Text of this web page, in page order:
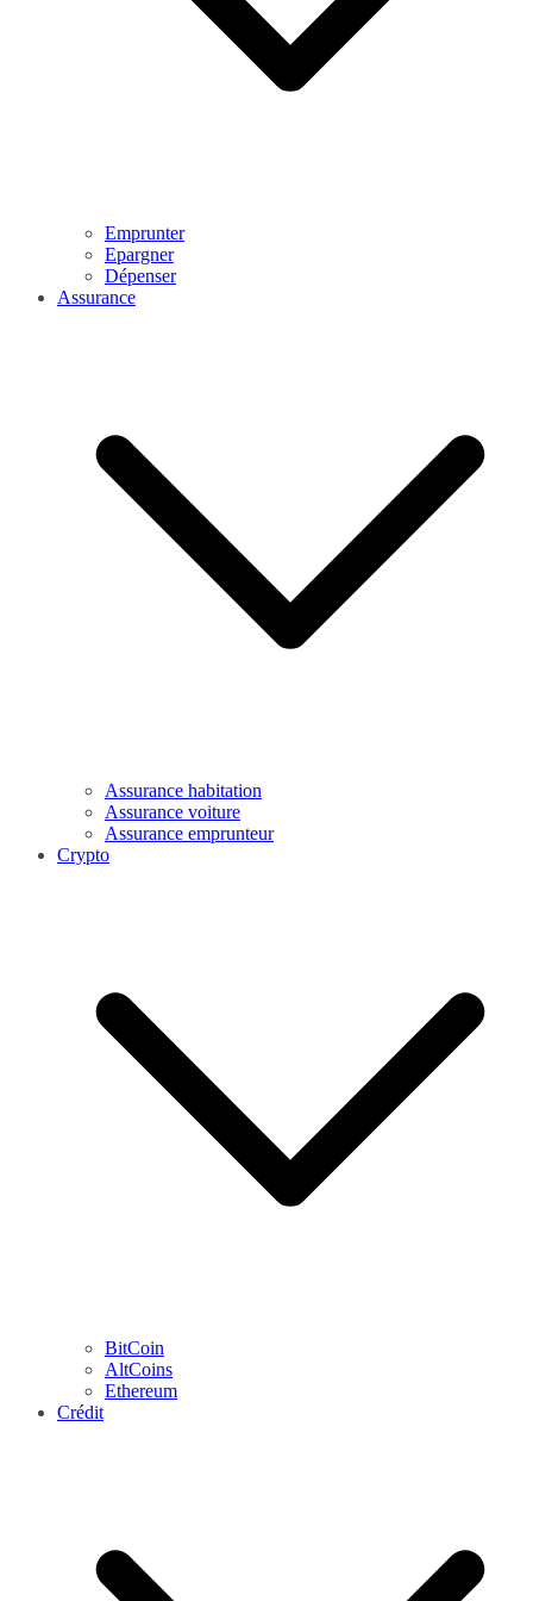
Emprunter
Epargner
Dépenser
Assurance
Assurance habitation
Assurance voiture
Assurance emprunteur
Crypto
BitCoin
AltCoins
Ethereum
Crédit